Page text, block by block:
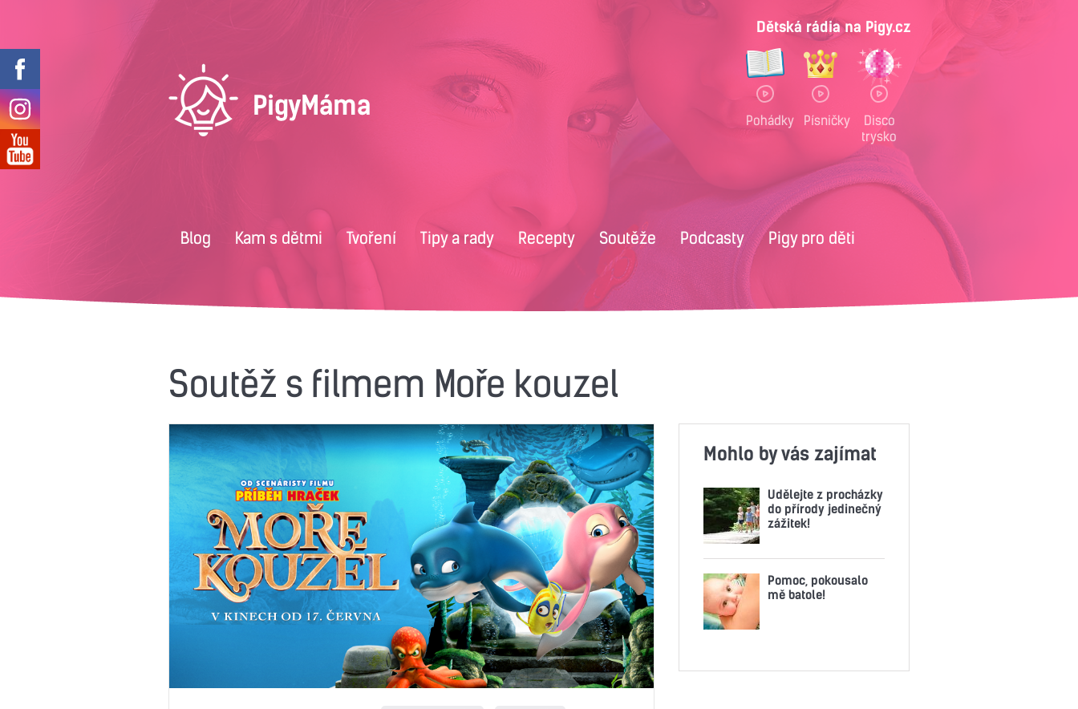
Dětská rádia na Pigy.cz
Pohádky Písničky
Disco
trysko
Blog Kam s dětmi Tvoření Tipy a rady Recepty Soutěže Podcasty Pigy pro děti
Soutěž s filmem Moře kouzel
Mohlo by vás zajímat
Udělejte z procházky
do přírody jedinečný
zážitek!
Pomoc, pokousalo
mě batole!